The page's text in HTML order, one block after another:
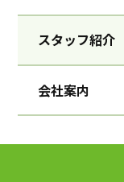
スタッフ紹介
会社案内